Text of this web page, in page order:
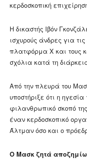
κερδοσκοπική
Η δικαστής Ιβόν
ισχυρούς άνδρες για
πλατφόρμα X και τους
σχόλια κατά τη
Από την πλευρά του
υποστήριξε ότι η
φιλανθρωπικό σκοπό
έναν κερδοσκοπικό
Άλτμαν όσο και ο
Ο Μασκ ζητά